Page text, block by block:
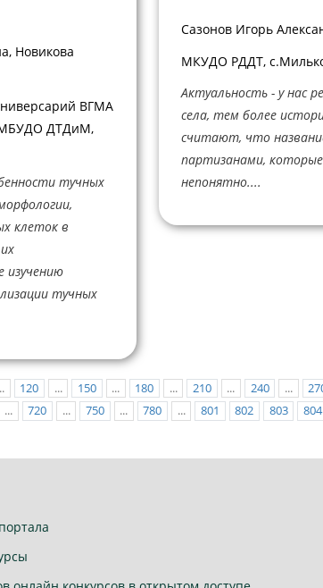
Новикова
ВГМА
ДТДиМ,
тучных
клеток в
изучению
тучных
Сазонов Игорь
МКУДО РДДТ,
Актуальность - у нас
села, тем более
считают, что
партизанами, которые
непонятно....
120 ... 150 ... 180 ... 210 ... 240 ...
... 720 ... 750 ... 780 ... 801 802 803 804